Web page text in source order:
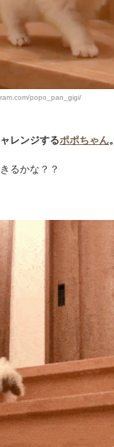
popo_pan_gigi/
レンジするポポちゃん。
るかな？？